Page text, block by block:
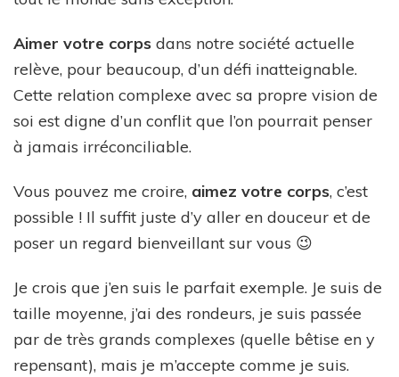
Aimer votre corps dans notre société actuelle
relève, pour beaucoup, d’un défi inatteignable.
Cette relation complexe avec sa propre vision de
soi est digne d’un conflit que l’on pourrait penser
à jamais irréconciliable.
Vous pouvez me croire, aimez votre corps, c’est
possible ! Il suffit juste d’y aller en douceur et de
poser un regard bienveillant sur vous 😉
Je crois que j’en suis le parfait exemple. Je suis de
taille moyenne, j’ai des rondeurs, je suis passée
par de très grands complexes (quelle bêtise en y
repensant), mais je m’accepte comme je suis.